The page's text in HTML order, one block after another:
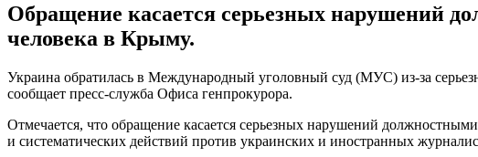
Обращение касается серьезных нарушений
человека в Крыму.
Украина обратилась в Международный уголовный суд (МУС) из-за
сообщает пресс-служба Офиса генпрокурора.
Отмечается, что обращение касается серьезных нарушений
и систематических действий против украинских и иностранных